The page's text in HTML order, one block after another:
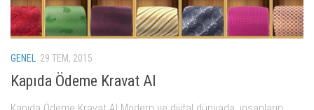
GENEL 29 TEM, 2015
Kapıda Ödeme Kravat Al